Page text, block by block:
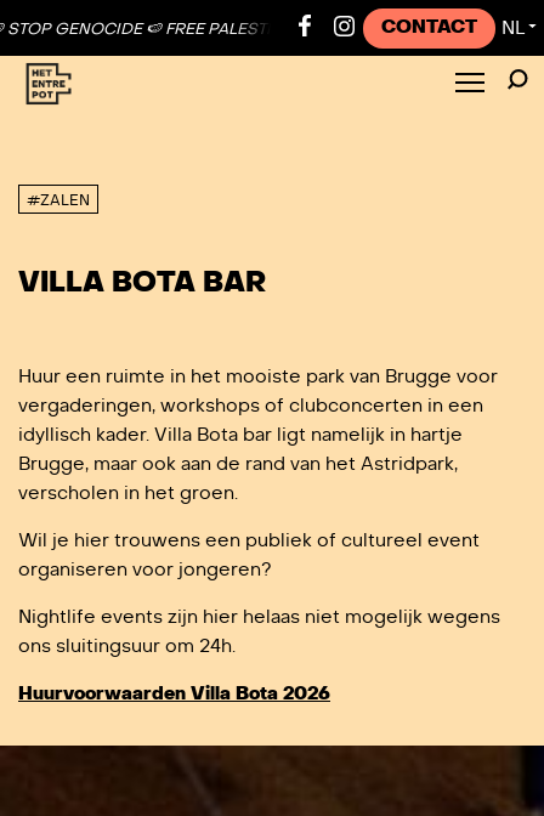
🍉 FREE PALESTINE ● 🍉 STOP GENOCIDE 🍉 FREE PALESTINE ● 🍉
CONTACT NL ▼
#ZALEN
VILLA BOTA BAR
Huur een ruimte in het mooiste park van Brugge voor
vergaderingen, workshops of clubconcerten in een
idyllisch kader. Villa Bota bar ligt namelijk in hartje
Brugge, maar ook aan de rand van het Astridpark,
verscholen in het groen.
Wil je hier trouwens een publiek of cultureel event
organiseren voor jongeren?
Nightlife events zijn hier helaas niet mogelijk wegens
ons sluitingsuur om 24h.
Huurvoorwaarden Villa Bota 2026